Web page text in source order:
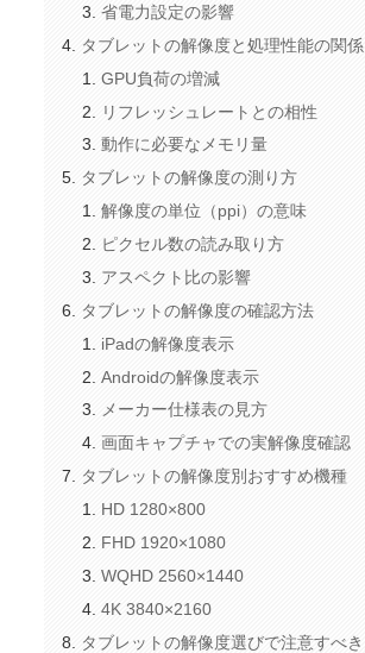
省電力設定の影響
タブレットの解像度と処理性能の関係
GPU負荷の増減
リフレッシュレートとの相性
動作に必要なメモリ量
タブレットの解像度の測り方
解像度の単位（ppi）の意味
ピクセル数の読み取り方
アスペクト比の影響
タブレットの解像度の確認方法
iPadの解像度表示
Androidの解像度表示
メーカー仕様表の見方
画面キャプチャでの実解像度確認
タブレットの解像度別おすすめ機種
HD 1280×800
FHD 1920×1080
WQHD 2560×1440
4K 3840×2160
タブレットの解像度選びで注意すべ